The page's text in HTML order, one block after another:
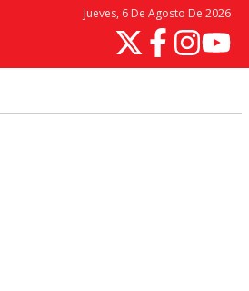
Jueves, 6 De Agosto De 2026